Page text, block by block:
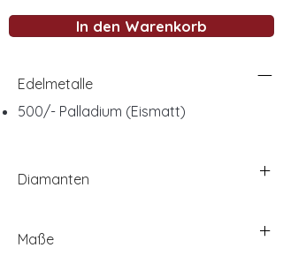
In den Warenkorb
Edelmetalle
500/- Palladium (Eismatt)
Diamanten
Maße